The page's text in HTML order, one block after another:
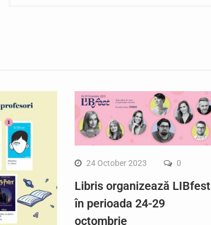
24 October 2023 0
Libris organizează LIBfest
în perioada 24-29
octombrie